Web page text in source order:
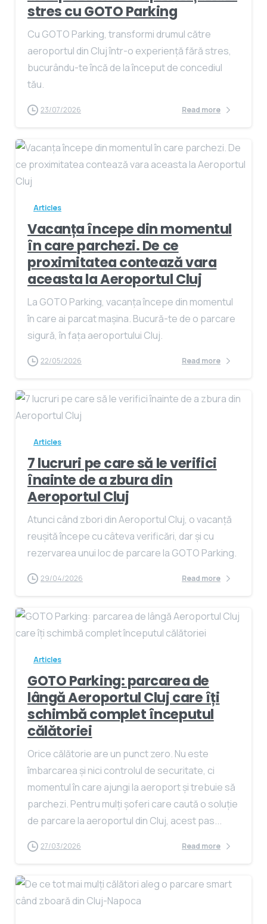
stres cu GOTO Parking
Cu GOTO Parking, transformi drumul către
aeroportul din Cluj într-o experiență fără stres,
bucurându-te încă de la început de concediul
tău.
23/07/2026 Read more
Articles
Vacanța începe din momentul
în care parchezi. De ce
proximitatea contează vara
aceasta la Aeroportul Cluj
La GOTO Parking, vacanța începe din momentul
în care ai parcat mașina. Bucură-te de o parcare
sigură, în fața aeroportului Cluj.
22/05/2026 Read more
Articles
7 lucruri pe care să le verifici
înainte de a zbura din
Aeroportul Cluj
Atunci când zbori din Aeroportul Cluj, o vacanță
reușită începe cu câteva verificări, dar și cu
rezervarea unui loc de parcare la GOTO Parking.
29/04/2026 Read more
Articles
GOTO Parking: parcarea de
lângă Aeroportul Cluj care îți
schimbă complet începutul
călătoriei
Orice călătorie are un punct zero. Nu este
îmbarcarea și nici controlul de securitate, ci
momentul în care ajungi la aeroport și trebuie să
parchezi. Pentru mulți șoferi care caută o soluție
de parcare la aeroportul din Cluj, acest pas...
27/03/2026 Read more